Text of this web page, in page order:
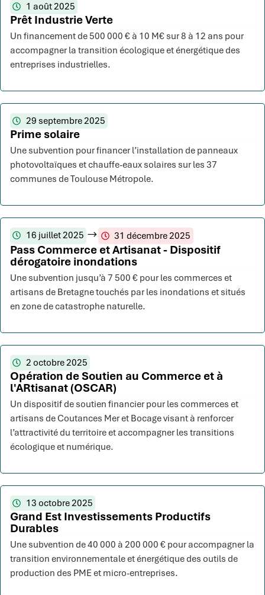
1 août 2025
Prêt Industrie Verte
Un financement de 500 000 € à 10 M€ sur 8 à 12 ans pour
accompagner la transition écologique et énergétique des
entreprises industrielles.
29 septembre 2025
Prime solaire
Une subvention pour financer l’installation de panneaux
photovoltaïques et chauffe-eaux solaires sur les 37
communes de Toulouse Métropole.
16 juillet 2025 31 décembre 2025
Pass Commerce et Artisanat - Dispositif
dérogatoire inondations
Une subvention jusqu’à 7 500 € pour les commerces et
artisans de Bretagne touchés par les inondations et situés
en zone de catastrophe naturelle.
2 octobre 2025
Opération de Soutien au Commerce et à
l'ARtisanat (OSCAR)
Un dispositif de soutien financier pour les commerces et
artisans de Coutances Mer et Bocage visant à renforcer
l’attractivité du territoire et accompagner les transitions
écologique et numérique.
13 octobre 2025
Grand Est Investissements Productifs
Durables
Une subvention de 40 000 à 200 000 € pour accompagner la
transition environnementale et énergétique des outils de
production des PME et micro-entreprises.